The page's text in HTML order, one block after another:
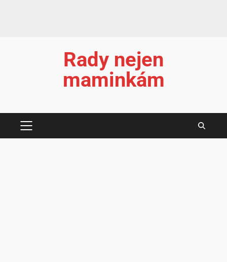
Rady nejen
maminkám